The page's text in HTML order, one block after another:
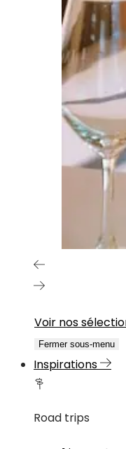
Voir nos
Fermer sous-menu
Inspirations
Road trips